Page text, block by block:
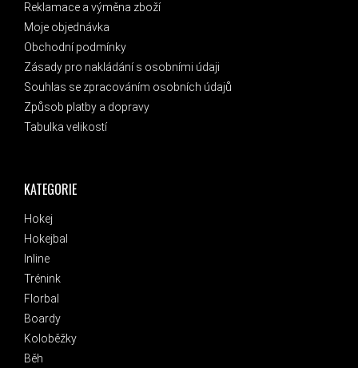
KATEGORIE
Hokej
Hokejbal
Inline
Trénink
Florbal
Boardy
Koloběžky
Běh
Reklamace a výměna zboží
Moje objednávka
Obchodní podmínky
Zásady pro nakládání s osobními údaji
Souhlas se zpracováním osobních údajů
Způsob platby a dopravy
Tabulka velikostí